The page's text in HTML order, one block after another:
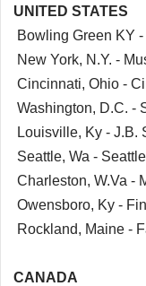
UNITED STATES
Bowling Green KY
New York, N.Y. -
Cincinnati, Ohio -
Washington, D.C. -
Louisville, Ky - J.B.
Seattle, Wa -
Charleston, W.Va -
Owensboro, Ky -
Rockland, Maine -
CANADA